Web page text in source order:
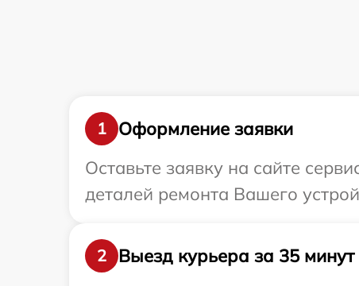
1
Оформление заявки
Оставьте заявку на сайте
деталей ремонта Вашего
2
Выезд курьера за 35 минут